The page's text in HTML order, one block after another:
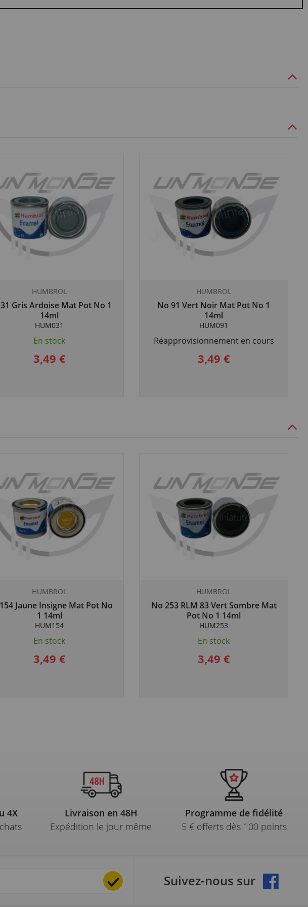
HUMBROL
Gris Ardoise Mat Pot No 1
14ml
HUM031
En stock
3,49 €
HUMBROL
No 91 Vert Noir Mat Pot No 1
14ml
HUM091
Réapprovisionnement en cours
3,49 €
HUMBROL
Jaune Insigne Mat Pot No
1 14ml
HUM154
En stock
3,49 €
HUMBROL
No 253 RLM 83 Vert Sombre Mat
Pot No 1 14ml
HUM253
En stock
3,49 €
4X
Livraison en 48H
Expédition le jour même
Programme de fidélité
5 € offerts dès 100 points
Suivez-nous sur